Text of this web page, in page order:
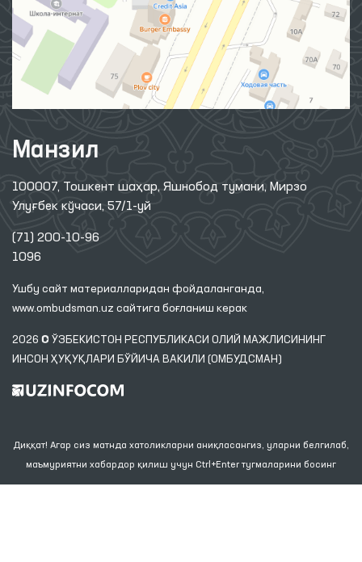
Манзил
100007, Тошкент шаҳар, Яшнобод тумани, Мирзо
Улуғбек кўчаси, 57/1-уй
(71) 200-10-96
1096
Ушбу сайт материалларидан фойдаланганда,
www.ombudsman.uz сайтига боғланиш керак
2026 © ЎЗБЕКИСТОН РЕСПУБЛИКАСИ ОЛИЙ МАЖЛИСИНИНГ
ИНСОН ҲУҚУҚЛАРИ БЎЙИЧА ВАКИЛИ (ОМБУДСМАН)
Диққат! Агар сиз матнда хатоликларни аниқласангиз, уларни белгилаб,
маъмуриятни хабардор қилиш учун Ctrl+Enter тугмаларини босинг